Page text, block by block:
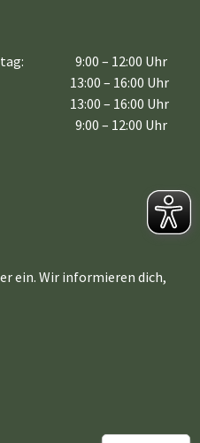
9:00 – 12:00 Uhr
13:00 – 16:00 Uhr
13:00 – 16:00 Uhr
9:00 – 12:00 Uhr
ein. Wir informieren dich,